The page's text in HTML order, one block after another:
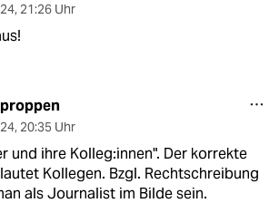
, 21:26 Uhr
, 20:35 Uhr
und ihre Kol­le­g:in­nen". Der korrekte
Kollegen. Bzgl. Rechtschreibung
als Journalist im Bilde sein.